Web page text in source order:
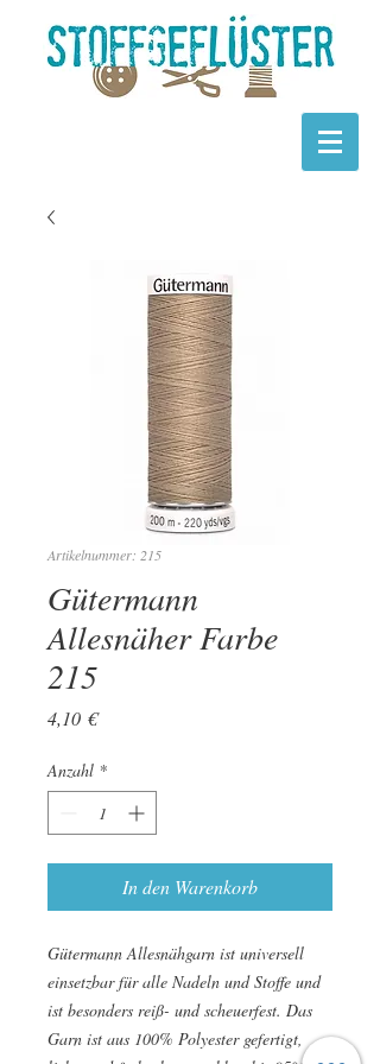
Artikelnummer: 215
Gütermann
Allesnäher Farbe
215
4,10 €Preis
Anzahl *
In den Warenkorb
Gütermann Allesnähgarn ist universell
einsetzbar für alle Nadeln und Stoffe und
ist besonders reiß- und scheuerfest. Das
Garn ist aus 100% Polyester gefertigt,